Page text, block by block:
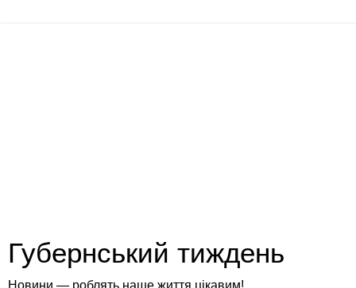
Губернський тиждень
Новини — роблять наше життя цікавим!